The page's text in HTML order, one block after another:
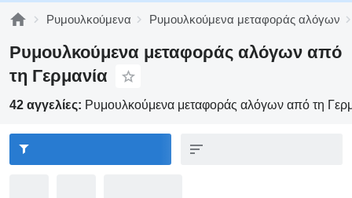
Ρυμουλκούμενα Ρυμουλκούμενα μεταφοράς αλόγων
Ρυμουλκούμενα μεταφοράς αλόγων από
τη Γερμανία
42 αγγελίες: Ρυμουλκούμενα μεταφοράς αλόγων από τη